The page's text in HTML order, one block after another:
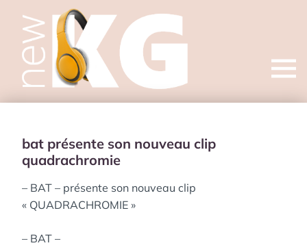
Open
bat présente son nouveau clip
quadrachromie
– BAT – présente son nouveau clip
« QUADRACHROMIE »
– BAT –